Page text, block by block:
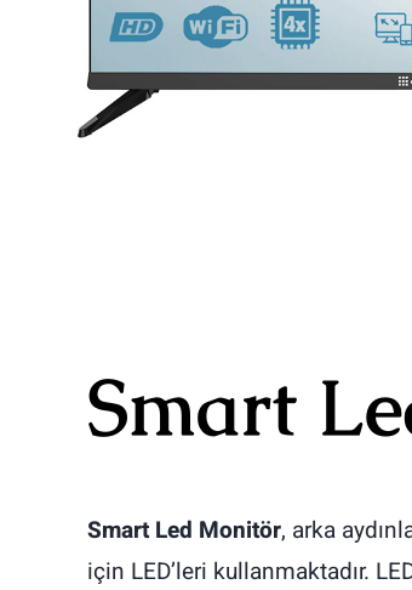
Smart
Smart Led Monitör, arka
için LED’leri kullanmaktadır.